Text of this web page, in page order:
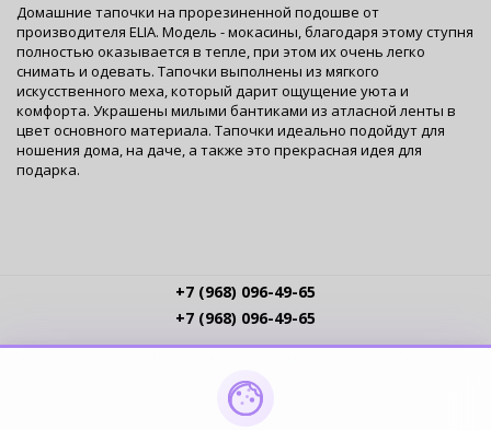
Домашние тапочки на прорезиненной подошве от
производителя ELIA. Модель - мокасины, благодаря этому ступня
полностью оказывается в тепле, при этом их очень легко
снимать и одевать. Тапочки выполнены из мягкого
искусственного меха, который дарит ощущение уюта и
комфорта. Украшены милыми бантиками из атласной ленты в
цвет основного материала. Тапочки идеально подойдут для
ношения дома, на даче, а также это прекрасная идея для
подарка.
+7 (968) 096-49-65
+7 (968) 096-49-65
Политика обработки ПДн
Публичная оферта